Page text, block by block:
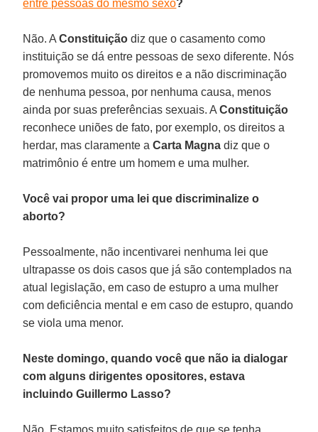
entre pessoas do mesmo sexo?
Não. AConstituiçãodiz que o casamento como
instituição se dá entre pessoas de sexo diferente. Nós
promovemos muito os direitos e a não discriminação
de nenhuma pessoa, por nenhuma causa, menos
ainda por suas preferências sexuais. AConstituição
reconhece uniões de fato, por exemplo, os direitos a
herdar, mas claramente aCarta Magna diz que o
matrimônio é entre um homem e uma mulher.
Você vai propor uma lei que discriminalize o
aborto?
Pessoalmente, não incentivarei nenhuma lei que
ultrapasse os dois casos que já são contemplados na
atual legislação, em caso de estupro a uma mulher
com deficiência mental e em caso de estupro, quando
se viola uma menor.
Neste domingo, quando você que não ia dialogar
com alguns dirigentes opositores, estava
incluindo Guillermo Lasso?
Não. Estamos muito satisfeitos de que se tenha